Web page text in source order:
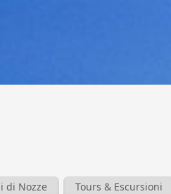
di Nozze Tours & Escursioni